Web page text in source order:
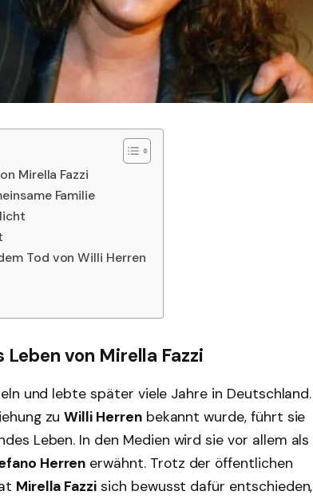
Mirella Fazzi
Familie
Tod von Willi Herren
von Mirella Fazzi
und lebte später viele Jahre in Deutschland.
zuWilli Herrenbekannt wurde, führt sie
Leben. In den Medien wird sie vor allem als
Herren erwähnt. Trotz der öffentlichen
Mirella Fazzi sich bewusst dafür entschieden,